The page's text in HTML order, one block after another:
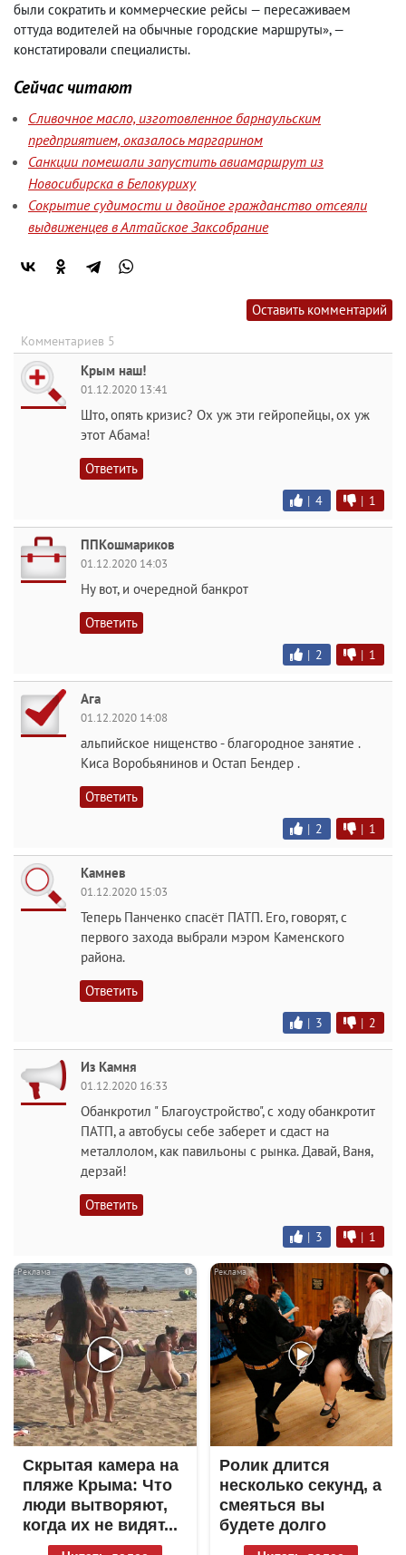
были сократить и коммерческие рейсы — пересаживаем
оттуда водителей на обычные городские маршруты», —
констатировали специалисты.
Сейчас читают
Сливочное масло, изготовленное барнаульским
предприятием, оказалось маргарином
Санкции помешали запустить авиамаршрут из
Новосибирска в Белокуриху
Сокрытие судимости и двойное гражданство отсеяли
выдвиженцев в Алтайское Заксобрание
Оставить комментарий
Комментариев 5
Крым наш!
01.12.2020 13:41
Што, опять кризис? Ох уж эти гейропейцы, ох уж
этот Абама!
Ответить
| 4 | 1
ППКошмариков
01.12.2020 14:03
Ну вот, и очередной банкрот
Ответить
| 2 | 1
Ага
01.12.2020 14:08
альпийское нищенство - благородное занятие .
Киса Воробьянинов и Остап Бендер .
Ответить
| 2 | 1
Камнев
01.12.2020 15:03
Теперь Панченко спасёт ПАТП. Его, говорят, с
первого захода выбрали мэром Каменского
района.
Ответить
| 3 | 2
Из Камня
01.12.2020 16:33
Обанкротил " Благоустройство", с ходу обанкротит
ПАТП, а автобусы себе заберет и сдаст на
металлолом, как павильоны с рынка. Давай, Ваня,
дерзай!
Ответить
| 3 | 1
i
Скрытая камера на
пляже Крыма: Что
люди вытворяют,
когда их не видят...
i
Ролик длится
несколько секунд, а
смеяться вы
будете долго